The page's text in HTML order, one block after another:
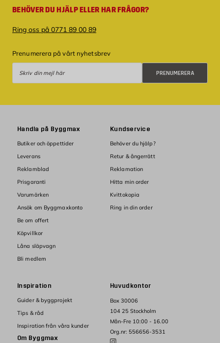
BEHÖVER DU HJÄLP ELLER HAR FRÅGOR?
Ring oss på 0771 89 00 89
Prenumerera på vårt nyhetsbrev
PRENUMERERA
Huvudkontor
Box 30006
104 25 Stockholm
Mån-Fre 10:00 - 16.00
Org.nr: 556656-3531
Handla på Byggmax
Butiker och öppettider
Leverans
Reklamblad
Prisgaranti
Varumärken
Ansök om Byggmaxkonto
Be om offert
Köpvillkor
Låna släpvagn
Bli medlem
Kundservice
Behöver du hjälp?
Retur & ångerrätt
Reklamation
Hitta min order
Kvittokopia
Ring in din order
Inspiration
Guider & byggprojekt
Tips & råd
Inspiration från våra kunder
Om Byggmax